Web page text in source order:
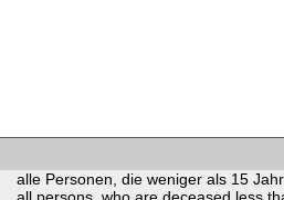
alle Personen, die weniger als 15